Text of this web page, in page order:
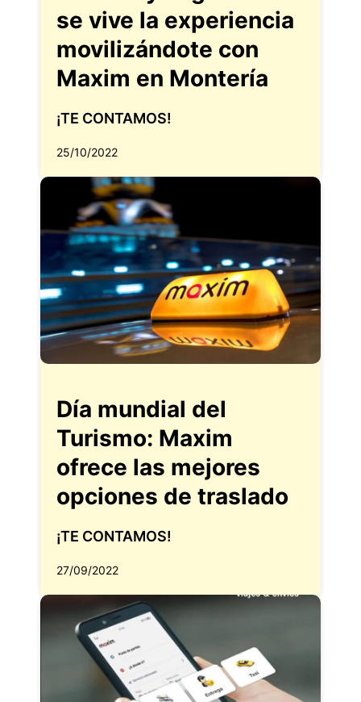
se vive la experiencia
movilizándote con
Maxim en Montería
¡TE CONTAMOS!
25/10/2022
Día mundial del
Turismo: Maxim
ofrece las mejores
opciones de traslado
¡TE CONTAMOS!
27/09/2022